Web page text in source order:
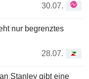
30.07.
nur begrenztes
28.07.
Stanley gibt eine